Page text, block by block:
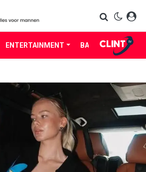
ENTERTAINMENT BABES LIFE